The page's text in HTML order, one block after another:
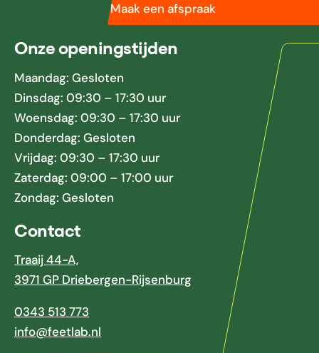
Maak een afspraak
Onze openingstijden
Maandag: Gesloten
Dinsdag: 09:30 – 17:30 uur
Woensdag: 09:30 – 17:30 uur
Donderdag: Gesloten
Vrijdag: 09:30 – 17:30 uur
Zaterdag: 09:00 – 17:00 uur
Zondag: Gesloten
Contact
Traaij 44-A,
3971 GP Driebergen-Rijsenburg
0343 513 773
info@feetlab.nl